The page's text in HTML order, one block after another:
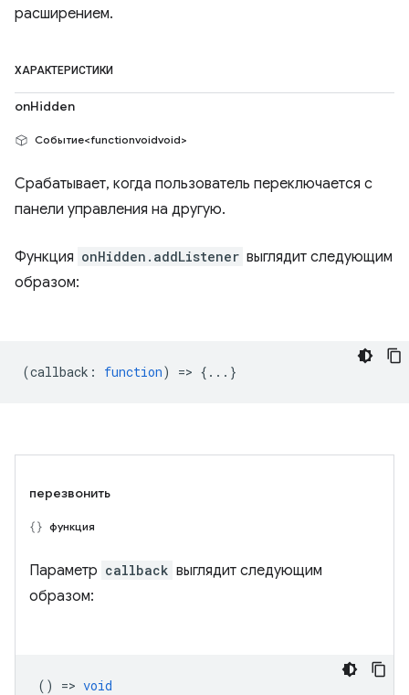
расширением.
ХАРАКТЕРИСТИКИ
onHidden
Событие<functionvoidvoid>
Срабатывает, когда пользователь переключается с
панели управления на другую.
Функция onHidden.addListener выглядит следующим
образом:
(callback : function) => {...}
перезвонить
функция
Параметр callback выглядит следующим
образом:
() => void